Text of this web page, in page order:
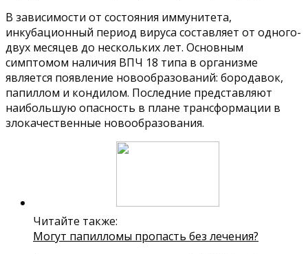
В зависимости от состояния иммунитета,
инкубационный период вируса составляет от одного-
двух месяцев до нескольких лет. Основным
симптомом наличия ВПЧ 18 типа в организме
является появление новообразований: бородавок,
папиллом и кондилом. Последние представляют
наибольшую опасность в плане трансформации в
злокачественные новообразования.
Читайте также:
Могут папилломы пропасть без лечения?